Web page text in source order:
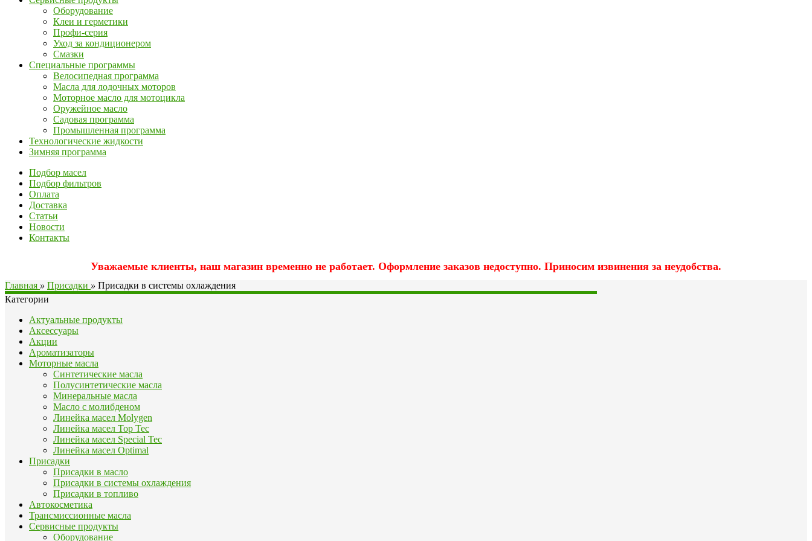
Оборудование
Клеи и герметики
Профи-серия
Уход за кондиционером
Смазки
Специальные программы
Велосипедная программа
Масла для лодочных моторов
Моторное масло для мотоцикла
Оружейное масло
Садовая программа
Промышленная программа
Технологические жидкости
Зимняя программа
Подбор масел
Подбор фильтров
Оплата
Доставка
Статьи
Новости
Контакты
Уважаемые клиенты, наш магазин временно не работает. Оформление заказов недоступно. Приносим извинения за неудобства.
Главная » Присадки » Присадки в системы охлаждения
Категории
Актуальные продукты
Аксессуары
Акции
Ароматизаторы
Моторные масла
Синтетические масла
Полусинтетические масла
Минеральные масла
Масло с молибденом
Линейка масел Molygen
Линейка масел Top Tec
Линейка масел Special Tec
Линейка масел Optimal
Присадки
Присадки в масло
Присадки в системы охлаждения
Присадки в топливо
Автокосметика
Трансмиссионные масла
Сервисные продукты
Оборудование